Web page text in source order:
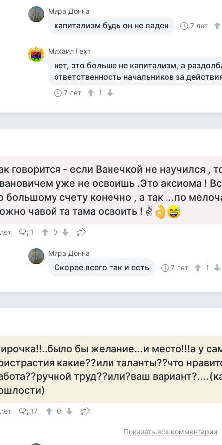
Мира Донна
капитализм будь он не ладен 7 лет
Михаил Гехт
нет, это больше не капитализм, а
ответственность начальников за
7 лет 1
говорится - если Ванечкой не научился ,
уже не освоишь .Это аксиома !
большому счету конечно , а так ...по
чавой та тама освоить ! ✌
1 0
Мира Донна
Скорее всего так и есть 7 лет 1
бы желание...и место!!!а у
какие??или таланты??что
труд??или?ваш
17 0
Показать все комментарии